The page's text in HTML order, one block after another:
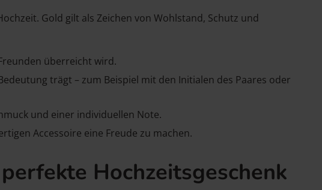
Gold gilt als Zeichen von Wohlstand, Schutz und
überreicht wird.
trägt – zum Beispiel mit den Initialen des Paares oder
und einer individuellen Note.
Accessoire eine Freude zu machen.
Hochzeitsgeschenk